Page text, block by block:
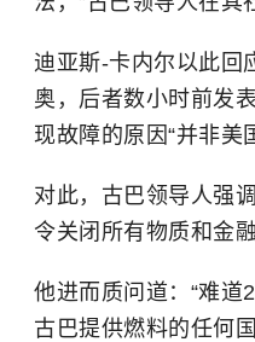
迪亚斯-卡内尔以此回
奥，后者数小时前发
现故障的原因“并非美
对此，古巴领导人强
令关闭所有物质和金
他进而质问道：“难道
古巴提供燃料的任何